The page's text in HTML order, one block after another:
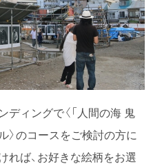
ディングで〈「人間の海 鬼
〉のコースをご検討の方に
れば、お好きな絵柄をお選